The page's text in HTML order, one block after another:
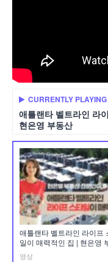
CURRENTLY PLAYING
애틀랜타 벨트라인 라
현은영 부동산
애틀랜타 벨트라인 라이프
일이 매력적인 집 | 현은영
영상